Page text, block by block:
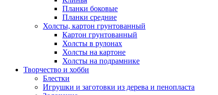
Планки боковые
Планки средние
Холсты, картон грунтованный
Картон грунтованный
Холсты в рулонах
Холсты на картоне
Холсты на подрамнике
Творчество и хобби
Блестки
Игрушки и заготовки из дерева и пенопласта